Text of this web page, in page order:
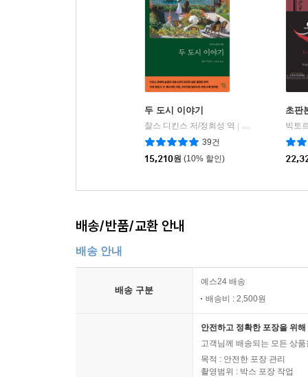
두 도시 이야기
찰스 디킨스 저/정회성 역
현대지성
39건
15,210원 (10% 할인)
초판
빅토
배송/반품/교환 안내
배송 안내
배송 구분
예스24 배송
배송비 : 2,500원
안전하고 정확한 포장을 위
고객님께 배송되는 모든 상
목적 : 안전한 포장 관리
촬영범위 : 박스 포장 작업